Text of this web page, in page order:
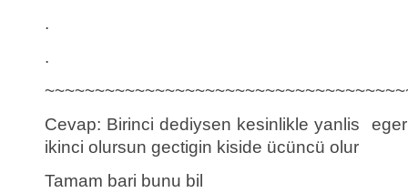
.
.
Cevap: Birinci dediysen kesinlikle yanlis
ikinci olursun gectigin kiside ücüncü olur
Tamam bari bunu bil